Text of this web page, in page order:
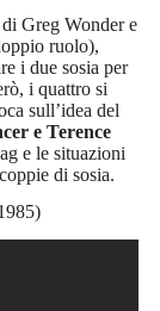
Greg Wonder e
ruolo),
i due sosia per
i quattro si
sull’idea del
e Terence
e le situazioni
di sosia.